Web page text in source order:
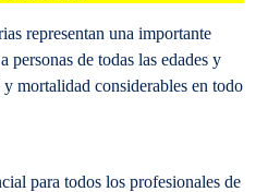
representan una importante
personas de todas las edades y
mortalidad considerables en todo
para todos los profesionales de